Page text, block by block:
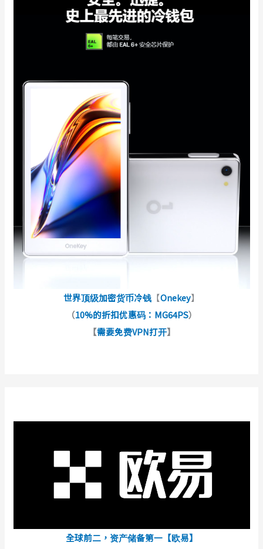
世界顶级加密货币冷钱 【Onekey】
（10%的折扣优惠码：MG64PS）
【需要免费VPN打开】
全球前二，资产储备第一【欧易】